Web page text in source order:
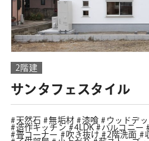
2階建
サンタフェスタイル
天然石 無垢材 漆喰 ウッドデ
造作キッチン
4LDK バルコニー
畳コーナー
吹き抜け 2階洗面